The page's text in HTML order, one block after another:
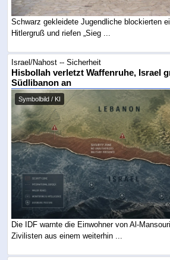
Schwarz gekleidete Jugendliche blockierten
Hitlergruß und riefen „Sieg ...
Israel/Nahost -- Sicherheit
Hisbollah verletzt Waffenruhe, Israel
Südlibanon an
Symbolbild / KI
Die IDF warnte die Einwohner von Al-
Zivilisten aus einem weiterhin ...